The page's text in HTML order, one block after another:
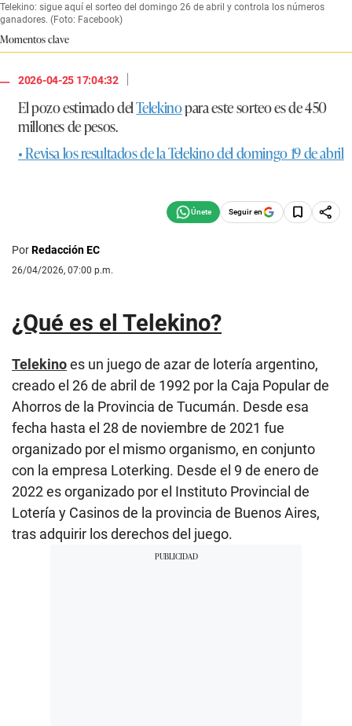
Telekino: sigue aquí el sorteo del domingo 26 de abril y controla los números
ganadores. (Foto: Facebook)
Momentos clave
2026-04-25 17:04:32
|
El pozo estimado delTelekinopara este sorteo es de 450
millones de pesos.
• Revisa los resultados de la Telekino del domingo 19 de abril
Seguir en
PorRedacción EC
26/04/2026, 07:00 p.m.
¿Qué es el Telekino?
Telekinoes un juego de azar de lotería argentino,
creado el 26 de abril de 1992 por la Caja Popular de
Ahorros de la Provincia de Tucumán. Desde esa
fecha hasta el 28 de noviembre de 2021 fue
organizado por el mismo organismo, en conjunto
con la empresa Loterking. Desde el 9 de enero de
2022 es organizado por el Instituto Provincial de
Lotería y Casinos de la provincia de Buenos Aires,
tras adquirir los derechos del juego.